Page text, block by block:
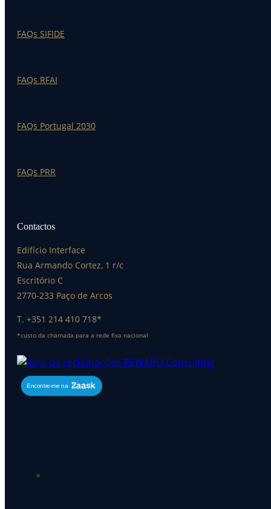
FAQs SIFIDE
FAQs RFAI
FAQs Portugal 2030
FAQs PRR
Contactos
Edifício Interface
Rua Armando Cortez, 1 r/c
Escritório C
2770-233 Paço de Arcos
T. +351 214 410 718*
*custo da chamada para a rede fixa nacional
Encontre-me na